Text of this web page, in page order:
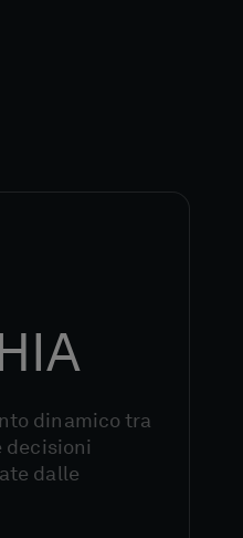
dinamico tra
decisioni
dalle